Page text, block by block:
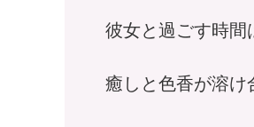
彼女と過ごす時間
癒しと色香が溶け